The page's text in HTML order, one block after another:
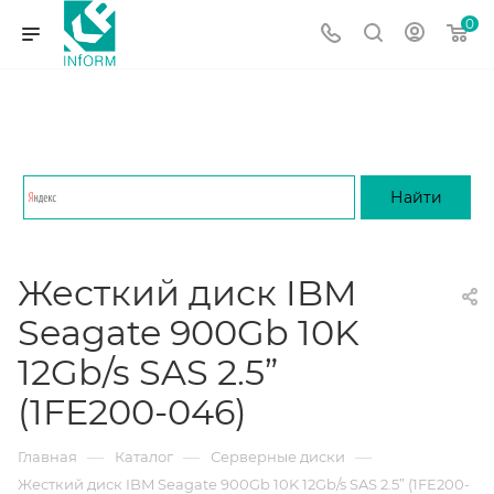
0
Жесткий диск IBM
Seagate 900Gb 10K
12Gb/s SAS 2.5”
(1FE200-046)
Главная — Каталог — Серверные диски —
Жесткий диск IBM Seagate 900Gb 10K 12Gb/s SAS 2.5” (1FE200-